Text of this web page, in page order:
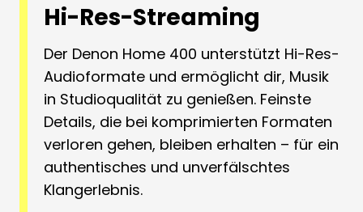
Hi-Res-Streaming
Der Denon Home 400 unterstützt Hi-Res-
Audioformate und ermöglicht dir, Musik
in Studioqualität zu genießen. Feinste
Details, die bei komprimierten Formaten
verloren gehen, bleiben erhalten – für ein
authentisches und unverfälschtes
Klangerlebnis.